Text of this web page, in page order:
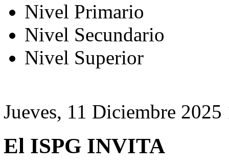
Nivel Primario
Nivel Secundario
Nivel Superior
Jueves, 11 Diciembre 2025
El ISPG INVITA